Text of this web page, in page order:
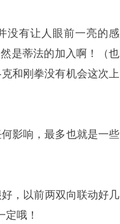
没有让人眼前一亮的感
是蒂法的加入啊！（也
和刚拳没有机会这次上
影响，最多也就是一些
，以前两双向联动好几
哦！